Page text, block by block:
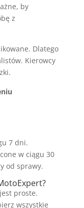
by
z
Dlatego
Kierowcy
7 dni.
w ciągu 30
od sprawy.
proste.
wszystkie